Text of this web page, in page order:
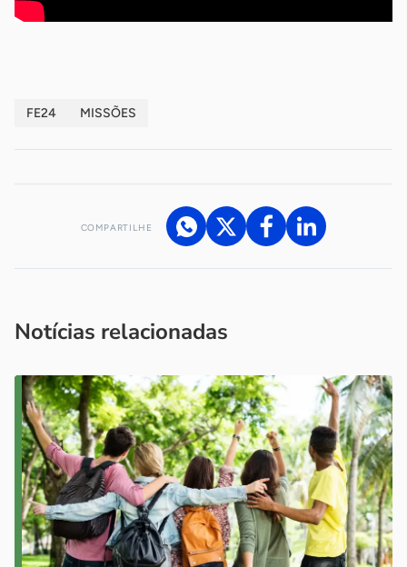
FE24 MISSÕES
COMPARTILHE
Notícias relacionadas